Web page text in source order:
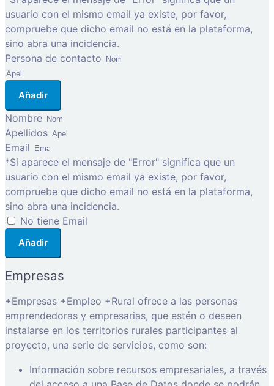
usuario con el mismo email ya existe, por favor,
compruebe que dicho email no está en la plataforma,
sino abra una incidencia.
Persona de contacto
Añadir
Nombre
Apellidos
Email
*Si aparece el mensaje de "Error" significa que un
usuario con el mismo email ya existe, por favor,
compruebe que dicho email no está en la plataforma,
sino abra una incidencia.
No tiene Email
Añadir
Empresas
+Empresas +Empleo +Rural ofrece a las personas
emprendedoras y empresarias, que estén o deseen
instalarse en los territorios rurales participantes al
proyecto, una serie de servicios, como son:
Información sobre recursos empresariales, a través